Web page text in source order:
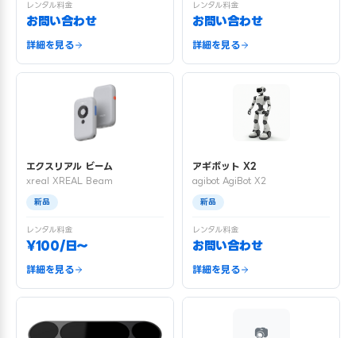
レンタル料金
お問い合わせ
詳細を見る
レンタル料金
お問い合わせ
詳細を見る
エクスリアル ビーム
xreal XREAL Beam
新品
レンタル料金
¥100/日〜
詳細を見る
アギボット X2
agibot AgiBot X2
新品
レンタル料金
お問い合わせ
詳細を見る